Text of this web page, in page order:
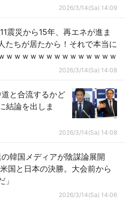
2026/3/14(Sa) 14:09
震災から15年、再エネが進ま
たちが居たから！それで本当に
ｗｗｗｗｗｗｗｗｗｗｗｗｗｗ
2026/3/14(Sa) 14:08
道と合流するかど
結論を出しま
2026/3/14(Sa) 14:08
の韓国メディアが陰謀論展開
国と日本の決勝。大会前から
2026/3/14(Sa) 14:06